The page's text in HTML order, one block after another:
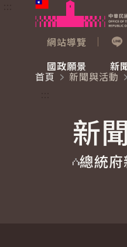
跳到主要內容
網站導覽
國政願景
國家氣候變遷對策
重要談話
新
總統府新聞
影音頻道
賴清德總統
參觀資訊
首頁
新聞與活動
新
總統